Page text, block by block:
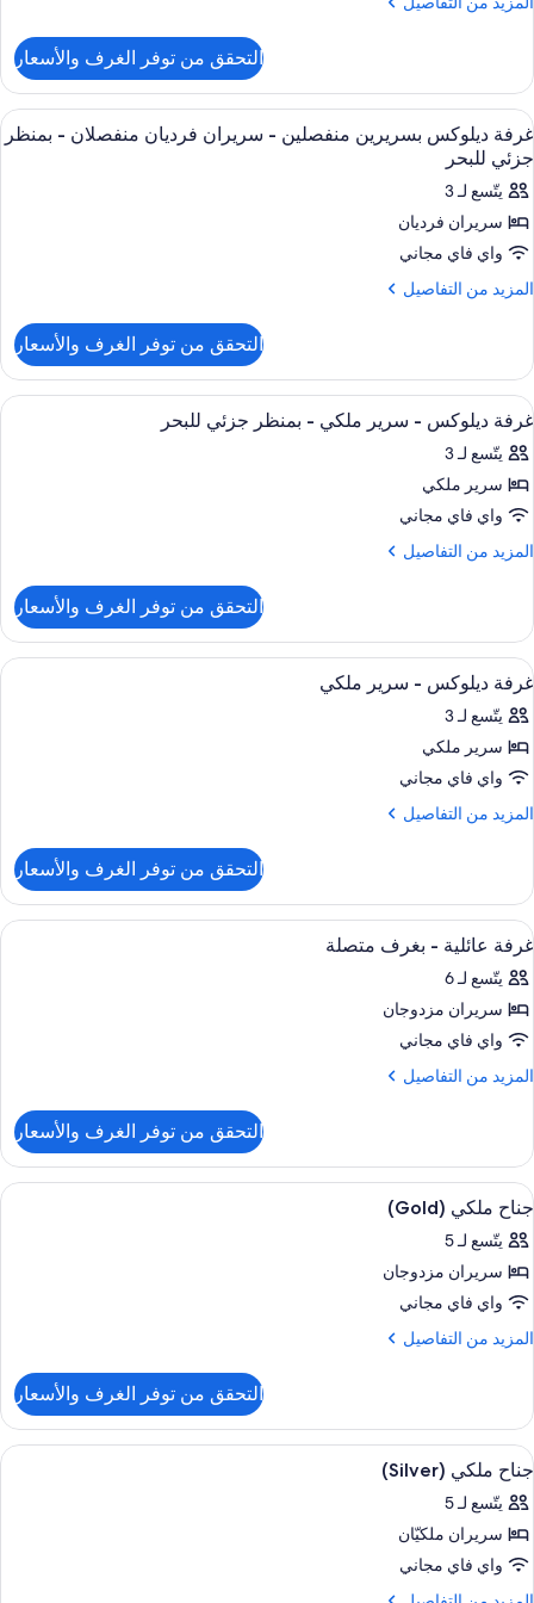
Premium
Room
التحقق من توفر الغرف والأسعار
استعراض
جميع
صور
غرفة
ديلوكس
بسريرين
منفصلين
فرديان
منفصلان
-
بمنظر
جزئي
للبحر
أغطية فراش متميزة وميني بار وخزنة
5
غرفة ديلوكس بسريرين منفصلين - سريران فرديان منفصلان - بمنظر
جزئي للبحر
يتّسع لـ 3
سريران فرديان
واي فاي مجاني
المزيد من التفاصيل
المزيد
غرفة
ديلوكس
بسريرين
منفصلين
-
سريران
منفصلان
-
بمنظر
التحقق من توفر الغرف والأسعار
استعراض
جميع
صور
غرفة
ديلوكس
-
-
بمنظر
جزئي
للبحر
أغطية فراش متميزة وميني بار وخزنة
10
غرفة ديلوكس - سرير ملكي - بمنظر جزئي للبحر
يتّسع لـ 3
سرير ملكي
واي فاي مجاني
المزيد من التفاصيل
المزيد
غرفة
ديلوكس
-
سرير
ملكي
-
جزئي
للبحر
التحقق من توفر الغرف والأسعار
استعراض
جميع
صور
غرفة
ديلوكس
-
أغطية فراش متميزة وميني بار وخزنة
6
غرفة ديلوكس - سرير ملكي
يتّسع لـ 3
سرير ملكي
واي فاي مجاني
المزيد من التفاصيل
المزيد
غرفة
ديلوكس
-
سرير
ملكي
التحقق من توفر الغرف والأسعار
استعراض
جميع
صور
غرفة
عائلية
-
أغطية فراش متميزة وميني بار وخزنة
7
غرفة عائلية - بغرف متصلة
يتّسع لـ 6
سريران مزدوجان
واي فاي مجاني
المزيد من التفاصيل
المزيد
غرفة
عائلية
-
بغرف
متصلة
التحقق من توفر الغرف والأسعار
استعراض
جميع
صور
جناح
ملكي
(Gold)
أغطية فراش متميزة وميني بار وخزنة
10
جناح ملكي (Gold)
يتّسع لـ 5
سريران مزدوجان
واي فاي مجاني
المزيد من التفاصيل
المزيد
جناح
ملكي
(Gold)
التحقق من توفر الغرف والأسعار
استعراض
جميع
صور
جناح
ملكي
(Silver)
أغطية فراش متميزة وميني بار وخزنة
8
جناح ملكي (Silver)
يتّسع لـ 5
سريران ملكيّان
واي فاي مجاني